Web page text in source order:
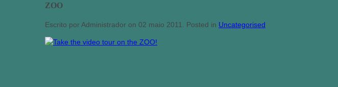
ZOO
Escrito por Administrador on 02 maio 2011 . Posted in Uncategorised